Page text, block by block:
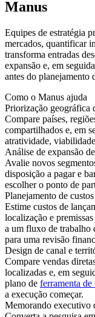
Manus
Equipes de estratégia
mercados, quantificar
transforma entradas
expansão e, em
antes do planejamento
Como o Manus ajuda
Priorização geográfica
Compare países,
compartilhados e, em
atratividade,
Análise de expansão
Avalie novos
disposição a pagar e
escolher o ponto de
Planejamento de
Estime custos de
localização e
a um fluxo de trabalho
para uma revisão
Design de canal e
Compare vendas
localizadas e, em
plano de ferramenta
a execução começar.
Memorando executivo